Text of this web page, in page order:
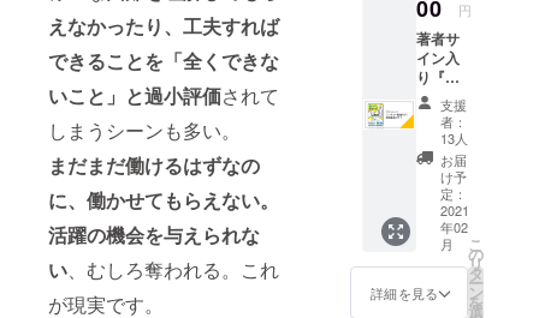
えなかったり、工夫すれば
できることを「全くできな
いこと」と過小評価されて
しまうシーンも多い。
まだまだ働けるはずなの
に、働かせてもらえない。
活躍の機会を与えられな
い 、むしろ奪われる。これ
が現実です。
mazon.
co.jp/dp
/480209
4280
ディン
グ終了
後とな
りま
す。
を送付
す。ま
た別途
メール
にて、
サン
キュー
動画と
鈴木大
介の講
演動画
を送り
ます。
発送
は、ク
ン
キュー
動画と
西村紀
子の講
演動画
を送り
ます。
発送
は、ク
ラウド
ファン
ディン
グ終了
後とな
00 円
著者サ
イン入
り『脳
コワさ
ん支援
ガイ
ド』と
鈴木大
介さん
の講演
動画 鈴
木大介
著『脳
コワさ
ん支援
支援
者：
13人
お届
け予
定：
2021
年02
月
詳細を見る
こ
の
リ
タ
ー
ン
を
選